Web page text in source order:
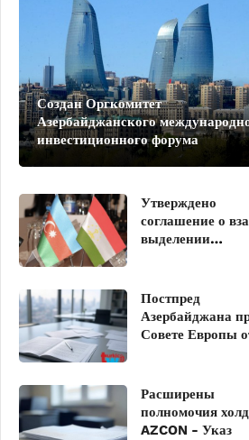
Создан Оргкомитет
Азербайджанского
инвестиционного форума
Утверждено
соглашение о
выделении
и Таджикистаном
Постпред
Азербайджана
Совете Европы
Расширены
полномочия
AZCON - Указ